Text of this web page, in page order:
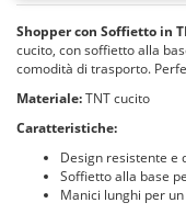
Shopper con Soffietto in
cucito, con soffietto alla
comodità di trasporto.
Materiale:TNT cucito
Caratteristiche:
Design resistente e
Soffietto alla base
Manici lunghi per